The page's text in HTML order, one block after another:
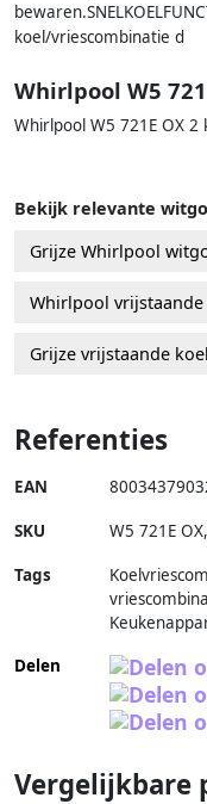
koel/vriescombinatie d
Whirlpool W5
Whirlpool W5 721E OX
Bekijk relevante
Grijze Whirlpool
Whirlpool
Grijze vrijstaande
Referenties
EAN
SKU W5 721E OX,
Tags
Delen
Vergelijkbare